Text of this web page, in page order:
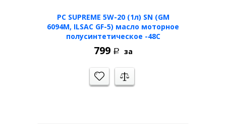
PC SUPREME 5W-20 (1л) SN (GM
6094M, ILSAC GF-5) масло моторное
полусинтетическое -48С
799 Р за